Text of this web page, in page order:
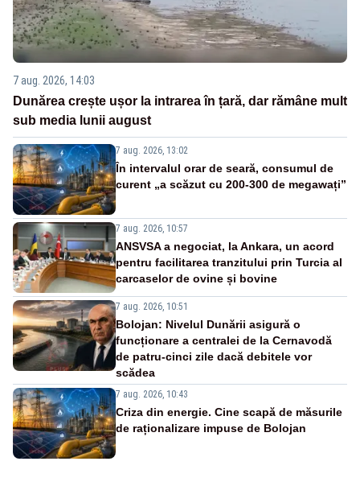
7 aug. 2026, 14:03
Dunărea crește ușor la intrarea în țară, dar rămâne mult
sub media lunii august
7 aug. 2026, 13:02
În intervalul orar de seară, consumul de
curent „a scăzut cu 200-300 de megawați”
7 aug. 2026, 10:57
ANSVSA a negociat, la Ankara, un acord
pentru facilitarea tranzitului prin Turcia al
carcaselor de ovine și bovine
7 aug. 2026, 10:51
Bolojan: Nivelul Dunării asigură o
funcționare a centralei de la Cernavodă
de patru-cinci zile dacă debitele vor
scădea
7 aug. 2026, 10:43
Criza din energie. Cine scapă de măsurile
de raționalizare impuse de Bolojan